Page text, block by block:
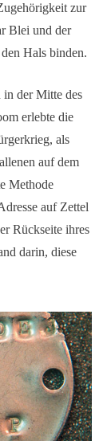
zur
Blei und der
Hals binden.
in der Mitte des
erlebte die
als
auf dem
Methode
auf Zettel
Rückseite ihres
darin, diese